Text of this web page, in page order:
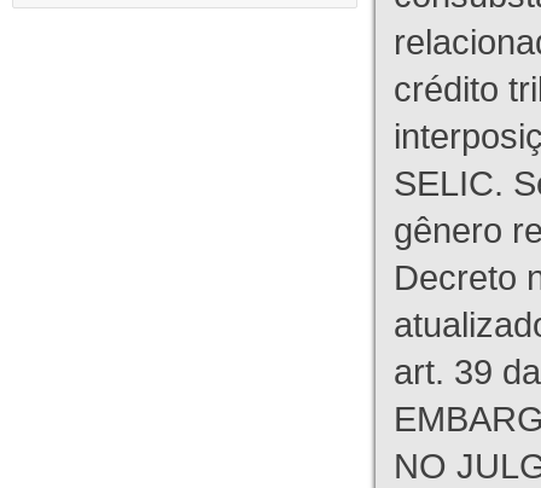
crédito
SELIC.
gênero
Decreto
art. 39
NO